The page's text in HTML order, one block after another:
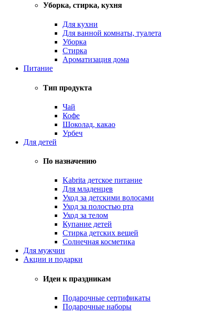
Уборка, стирка, кухня
Для кухни
Для ванной комнаты, туалета
Уборка
Стирка
Ароматизация дома
Питание
Тип продукта
Чай
Кофе
Шоколад, какао
Урбеч
Для детей
По назначению
Kabrita детское питание
Для младенцев
Уход за детскими волосами
Уход за полостью рта
Уход за телом
Купание детей
Стирка детских вещей
Солнечная косметика
Для мужчин
Акции и подарки
Идеи к праздникам
Подарочные сертификаты
Подарочные наборы